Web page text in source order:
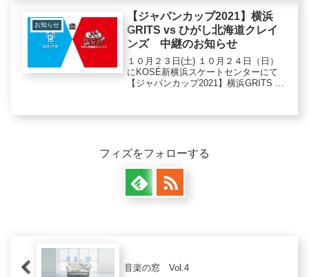
一番鮮明に残っているのが、花火大会
です。私...
お知らせ
【ジャパンカップ2021】横浜
GRITS vs ひがし北海道クレイ
ンズ 中継のお知らせ
１０月２３日(土) １０月２４日（日）
にKOSÉ新横浜スケートセンターにて
【ジャパンカップ2021】横浜GRITS vs
YouTubeチャンネルで配信されますの
フィズをフォローする
音楽の窓 Vol.4